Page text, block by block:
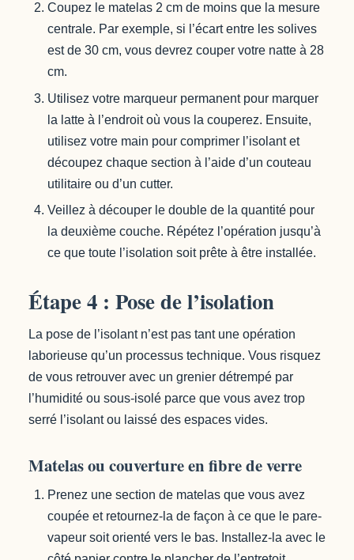
Coupez le matelas 2 cm de moins que la mesure
centrale. Par exemple, si l’écart entre les solives
est de 30 cm, vous devrez couper votre natte à 28
cm.
Utilisez votre marqueur permanent pour marquer
la latte à l’endroit où vous la couperez. Ensuite,
utilisez votre main pour comprimer l’isolant et
découpez chaque section à l’aide d’un couteau
utilitaire ou d’un cutter.
Veillez à découper le double de la quantité pour
la deuxième couche. Répétez l’opération jusqu’à
ce que toute l’isolation soit prête à être installée.
Étape 4 : Pose de l’isolation
La pose de l’isolant n’est pas tant une opération
laborieuse qu’un processus technique. Vous risquez
de vous retrouver avec un grenier détrempé par
l’humidité ou sous-isolé parce que vous avez trop
serré l’isolant ou laissé des espaces vides.
Matelas ou couverture en fibre de verre
Prenez une section de matelas que vous avez
coupée et retournez-la de façon à ce que le pare-
vapeur soit orienté vers le bas. Installez-la avec le